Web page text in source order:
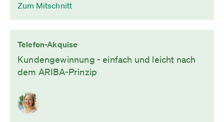
Zum Mitschnitt
Telefon-Akquise
Kundengewinnung - einfach und leicht nach
dem ARIBA-Prinzip